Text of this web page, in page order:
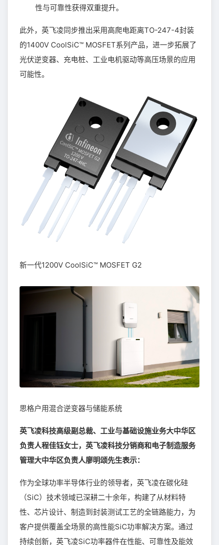
性与可靠性获得双重提升。
此外，英飞凌同步推出采用高爬电距离TO-247-4封装
的1400V CoolSiC™ MOSFET系列产品，进一步拓展了
光伏逆变器、充电桩、工业电机驱动等高压场景的应用
可能性。
新一代1200V CoolSiC™ MOSFET G2
思格户用混合逆变器与储能系统
英飞凌科技高级副总裁、工业与基础设施业务大中华区
负责人程佳钰女士，英飞凌科技分销商和电子制造服务
管理大中华区负责人廖明颂先生表示：
作为全球功率半导体行业的领导者，英飞凌在碳化硅
（SiC）技术领域已深耕二十余年，构建了从材料特
性、芯片设计、制造到封装测试工艺的全链路能力，为
客户提供覆盖全场景的高性能SiC功率解决方案。通过
持续创新，英飞凌SiC功率器件在性能、可靠性及能效